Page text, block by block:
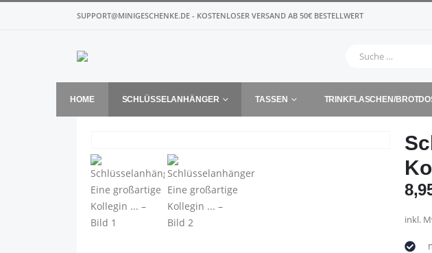
SUPPORT@MINIGESCHENKE.DE - KOSTENLOSER VERSAND AB 50€ BESTELLWERT
HOME SCHLÜSSELANHÄNGER TASSEN TRINKFLASCHEN/
inkl.